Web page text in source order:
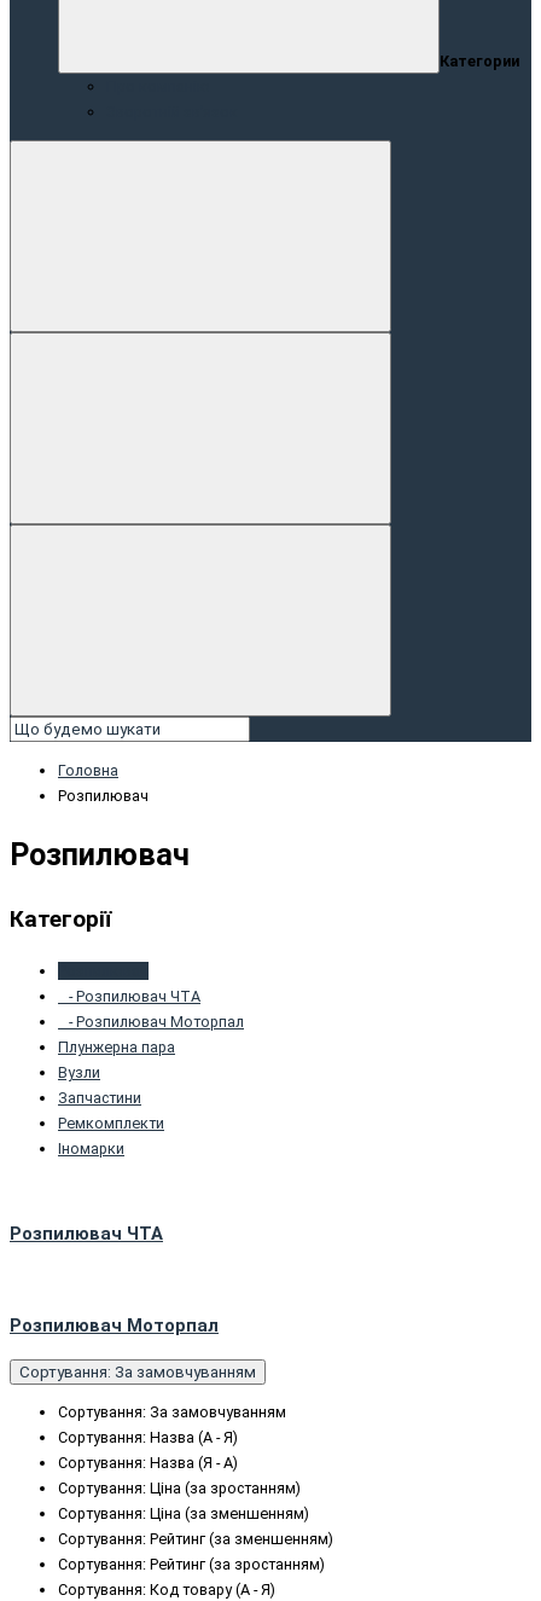
Категории
Головна
Розпилювач
Розпилювач
Категорії
- Розпилювач ЧТА
- Розпилювач Моторпал
Плунжернa пaрa
Вузли
Запчастини
Peмкoмплeкти
Іномарки
Розпилювач ЧТА
Розпилювач Моторпал
Сортування: За замовчуванням
Сортування: За замовчуванням
Сортування: Назва (А - Я)
Сортування: Назва (Я - А)
Сортування: Ціна (за зростанням)
Сортування: Ціна (за зменшенням)
Сортування: Рейтинг (за зменшенням)
Сортування: Рейтинг (за зростанням)
Сортування: Код товару (А - Я)